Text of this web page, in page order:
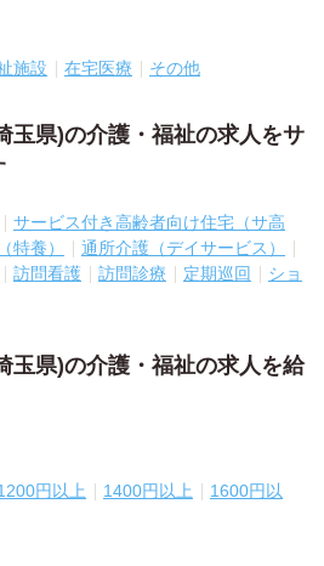
施設 在宅医療 その他
玉県)の介護・福祉の求人をサ
サービス付き高齢者向け住宅（サ高
特養）
通所介護（デイサービス）
訪問看護 訪問診療 定期巡回
ショ
玉県)の介護・福祉の求人を給
円以上 1400円以上
1600円以